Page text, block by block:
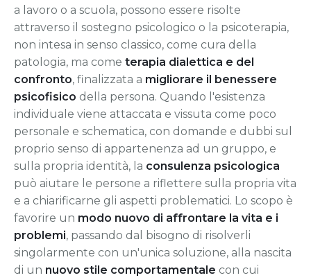
a lavoro o a scuola, possono essere risolte
attraverso il sostegno psicologico o la psicoterapia,
non intesa in senso classico, come cura della
patologia, ma come terapia dialettica e del
confronto, finalizzata a migliorare il benessere
psicofisico della persona. Quando l'esistenza
individuale viene attaccata e vissuta come poco
personale e schematica, con domande e dubbi sul
proprio senso di appartenenza ad un gruppo, e
sulla propria identità, la consulenza psicologica
può aiutare le persone a riflettere sulla propria vita
e a chiarificarne gli aspetti problematici. Lo scopo è
favorire un modo nuovo di affrontare la vita e i
problemi, passando dal bisogno di risolverli
singolarmente con un'unica soluzione, alla nascita
di un nuovo stile comportamentale con cui